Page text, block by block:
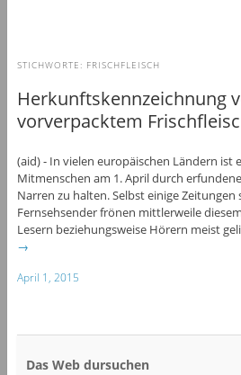
STICHWORTE: FRISCHFLEISCH
Herkunftskennzeichnung
vorverpacktem
(aid) - In vielen europäischen Ländern ist
Mitmenschen am 1. April durch
Narren zu halten. Selbst einige Zeitungen
Fernsehsender frönen mittlerweile
Lesern beziehungsweise Hörern meist
→
April 1, 2015
Das Web dursuchen